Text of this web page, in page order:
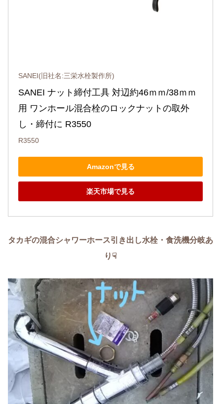
SANEI(旧社名:三栄水栓製作所)
SANEI ナット締付工具 対辺約46ｍｍ/38ｍｍ
用 ワンホール混合栓のロックナットの取外
し・締付に R3550
R3550
Amazonで見る
楽天市場で見る
タカギの混合シャワーホース引き出し水栓・食洗機分岐あ
り☟